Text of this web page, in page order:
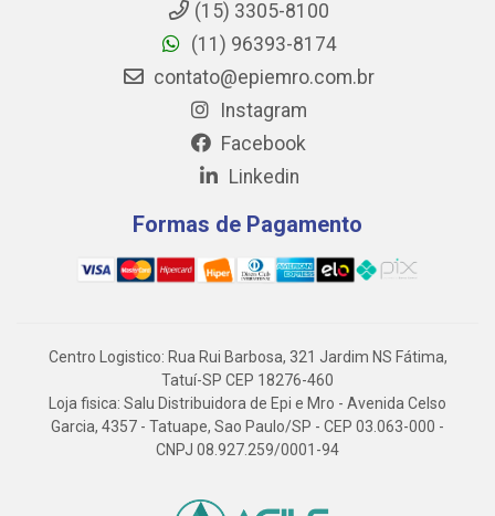
(15) 3305-8100
(11) 96393-8174
contato@epiemro.com.br
Instagram
Facebook
Linkedin
Formas de Pagamento
Centro Logistico: Rua Rui Barbosa, 321 Jardim NS Fátima,
Tatuí-SP CEP 18276-460
Loja fisica: Salu Distribuidora de Epi e Mro - Avenida Celso
Garcia, 4357 - Tatuape, Sao Paulo/SP - CEP 03.063-000 -
CNPJ 08.927.259/0001-94